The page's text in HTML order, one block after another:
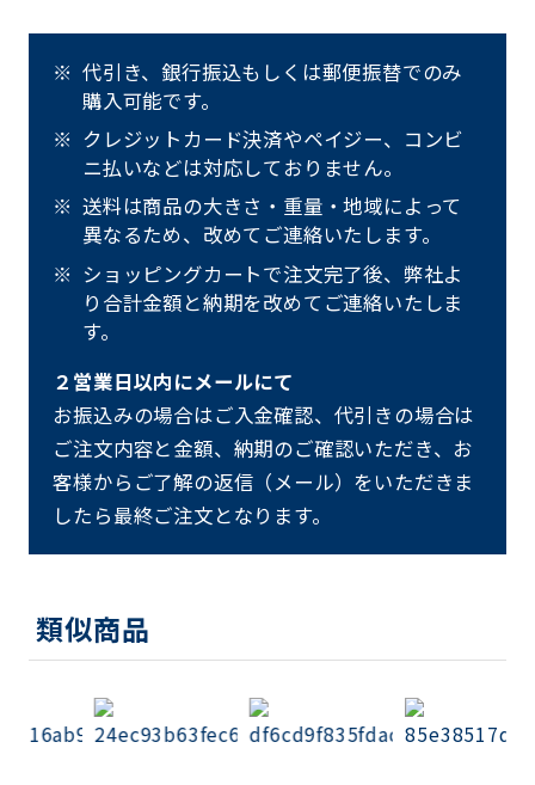
代引き、銀行振込もしくは郵便振替でのみ
購入可能です。
クレジットカード決済やペイジー、コンビ
ニ払いなどは対応しておりません。
送料は商品の大きさ・重量・地域によって
異なるため、改めてご連絡いたします。
ショッピングカートで注文完了後、弊社よ
り合計金額と納期を改めてご連絡いたしま
す。
２営業日以内にメールにて
お振込みの場合はご入金確認、代引きの場合は
ご注文内容と金額、納期のご確認いただき、お
客様からご了解の返信（メール）をいただきま
したら最終ご注文となります。
類似商品